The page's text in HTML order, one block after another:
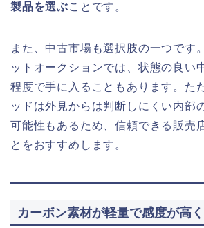
製品を選ぶことです。
また、中古市場も選択肢の一つです
ットオークションでは、状態の良い
程度で手に入ることもあります。た
ッドは外見からは判断しにくい内部
可能性もあるため、信頼できる販売
とをおすすめします。
カーボン素材が軽量で感度が高